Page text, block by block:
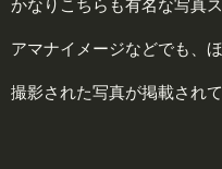
かなりこちらも有名な写真
アマナイメージなどでも、
撮影された写真が掲載されて